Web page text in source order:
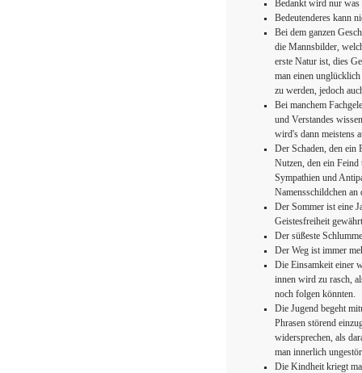
Bedankt wird nur was
Bedeutenderes kann
Bei dem ganzen
die Mannsbilder,
erste Natur ist, dies
man einen
zu werden, jedoch
Bei manchem
und Verstandes
wird's dann meistens
Der Schaden, den ein
Nutzen, den ein
Sympathien und
Namensschildchen an
Der Sommer ist eine
Geistesfreiheit
Der süßeste
Der Weg ist immer
Die Einsamkeit einer
innen wird zu rasch,
noch folgen könnten.
Die Jugend begeht
Phrasen störend
widersprechen, als
man innerlich
Die Kindheit kriegt